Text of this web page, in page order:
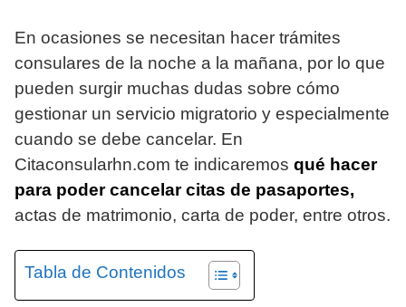
En ocasiones se necesitan hacer trámites
consulares de la noche a la mañana, por lo que
pueden surgir muchas dudas sobre cómo
gestionar un servicio migratorio y especialmente
cuando se debe cancelar. En
Citaconsularhn.com te indicaremos qué hacer
para poder cancelar citas de pasaportes,
actas de matrimonio, carta de poder, entre otros.
Tabla de Contenidos